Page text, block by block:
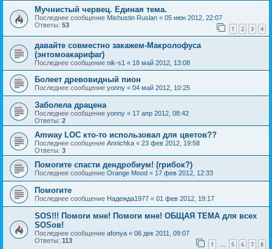
Мучнистый червец. Единая тема.
Последнее сообщение Mishustin Ruslan « 05 июн 2012, 22:07
Ответы: 53 1 2 3 4
давайте совместно закажем-Макролофуса
(энтомоакарифаг)
Последнее сообщение nik-s1 « 18 май 2012, 13:08
Болеет древовидный пион
Последнее сообщение yonny « 04 май 2012, 10:25
Заболела драцена
Последнее сообщение yonny « 17 апр 2012, 08:42
Ответы: 2
Amway LOC кто-то использовал для цветов??
Последнее сообщение Annichka « 23 фев 2012, 19:58
Ответы: 3
Помогите спасти дендробиум! (грибок?)
Последнее сообщение Orange Mood « 17 фев 2012, 12:33
Помогите
Последнее сообщение Надежда1977 « 01 фев 2012, 19:17
SOS!!! Помоги мне! Помоги мне! ОБЩАЯ ТЕМА для всех
SOSов!
Последнее сообщение afonya « 06 дек 2011, 09:07
Ответы: 113 1 … 5 6 7 8